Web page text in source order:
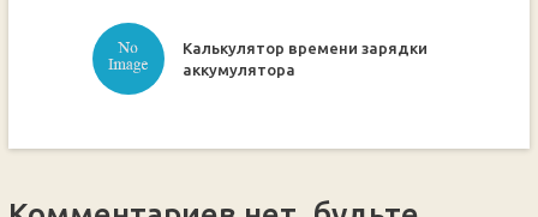
Калькулятор времени зарядки
аккумулятора